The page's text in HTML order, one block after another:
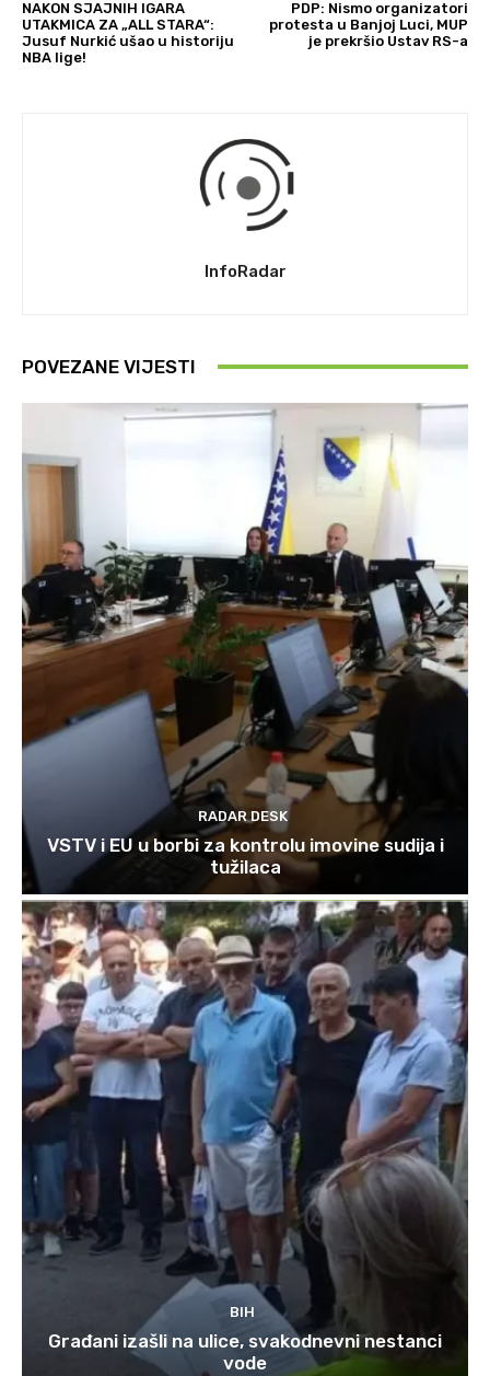
NAKON SJAJNIH IGARA
UTAKMICA ZA „ALL STARA“:
Jusuf Nurkić ušao u historiju
NBA lige!
PDP: Nismo organizatori
protesta u Banjoj Luci, MUP
je prekršio Ustav RS-a
InfoRadar
POVEZANE VIJESTI
RADAR DESK
VSTV i EU u borbi za kontrolu imovine sudija i
tužilaca
BIH
Građani izašli na ulice, svakodnevni nestanci
vode